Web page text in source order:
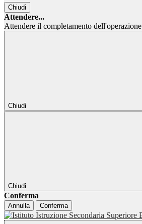
Chiudi
Attendere...
Attendere il completamento
Chiudi
Chiudi
Conferma
Annulla Conferma